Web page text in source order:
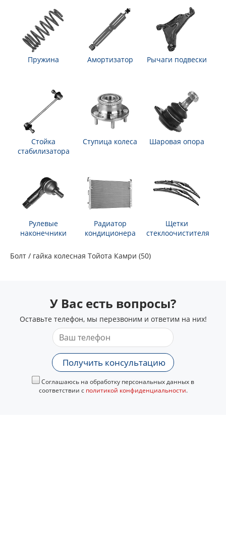
Пружина Амортизатор Рычаги подвески
Стойка
стабилизатора
Ступица колеса Шаровая опора
Рулевые
наконечники
Радиатор
кондиционера
Щетки
стеклоочистителя
Болт / гайка колесная Тойота Камри (50)
У Вас есть вопросы?
Оставьте телефон, мы перезвоним и ответим на них!
Получить консультацию
Соглашаюсь на обработку персональных данных в
соответствии с политикой конфиденциальности.